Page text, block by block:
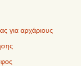
για αρχάριους